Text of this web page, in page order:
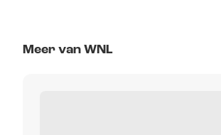
Meer van WNL